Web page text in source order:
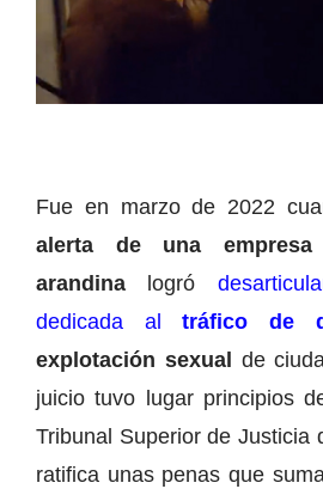
Fue en marzo de 2022
alerta de una empresa
arandina logró
dedicada altráfico de
explotación sexual de
juicio tuvo lugar principios
Tribunal Superior de Justicia
ratifica unas penas que